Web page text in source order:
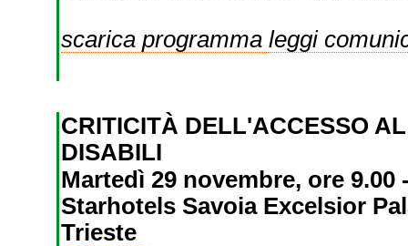
scarica programma leggi
CRITICITÀ DELL'ACCESSO
DISABILI
Martedì 29 novembre, ore
Starhotels Savoia Excelsior
Trieste